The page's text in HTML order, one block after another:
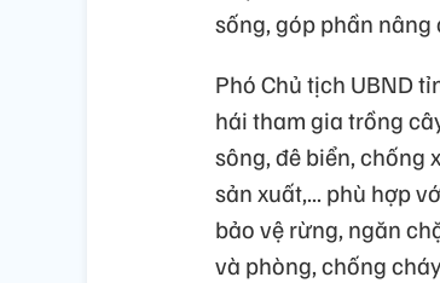
sống, góp phần
Phó Chủ tịch UBND
hái tham gia trồng
sông, đê biển, chống
sản xuất,... phù hợp
bảo vệ rừng, ngăn
và phòng, chống